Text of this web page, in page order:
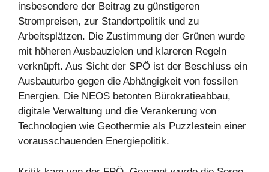
insbesondere der Beitrag zu günstigeren
Strompreisen, zur Standortpolitik und zu
Arbeitsplätzen. Die Zustimmung der Grünen wurde
mit höheren Ausbauzielen und klareren Regeln
verknüpft. Aus Sicht der SPÖ ist der Beschluss ein
Ausbauturbo gegen die Abhängigkeit von fossilen
Energien. Die NEOS betonten Bürokratieabbau,
digitale Verwaltung und die Verankerung von
Technologien wie Geothermie als Puzzlestein einer
vorausschauenden Energiepolitik.